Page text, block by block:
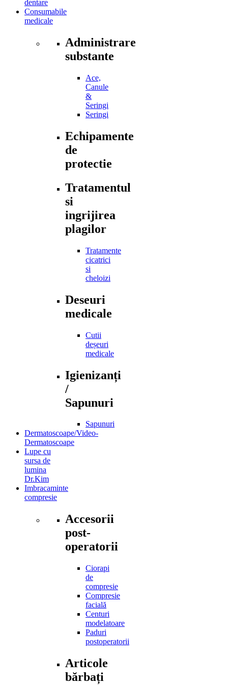
dentare
Consumabile
medicale
Administrare
substante
Ace,
Canule
&
Seringi
Seringi
Echipamente
de
protectie
Tratamentul
si
ingrijirea
plagilor
Tratamente
cicatrici
si
cheloizi
Deseuri
medicale
Cutii
deșeuri
medicale
Igienizanți
/
Sapunuri
Sapunuri
Dermatoscoape/Video-
Dermatoscoape
Lupe cu
sursa de
lumina
Dr.Kim
Imbracaminte
compresie
Accesorii
post-
operatorii
Ciorapi
de
compresie
Compresie
facială
Centuri
modelatoare
Paduri
postoperatorii
Articole
bărbați